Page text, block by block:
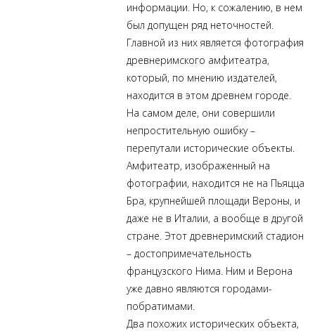
информации. Но, к сожалению, в нем
был допущен ряд неточностей.
Главной из них является фотография
древнеримского амфитеатра,
который, по мнению издателей,
находится в этом древнем городе.
На самом деле, они совершили
непростительную ошибку –
перепутали исторические объекты.
Амфитеатр, изображенный на
фотографии, находится не на Пьяцца
Бра, крупнейшей площади Вероны, и
даже не в Италии, а вообще в другой
стране. Этот древнеримский стадион
– достопримечательность
французского Нима. Ним и Верона
уже давно являются городами-
побратимами.
Два похожих исторических объекта,